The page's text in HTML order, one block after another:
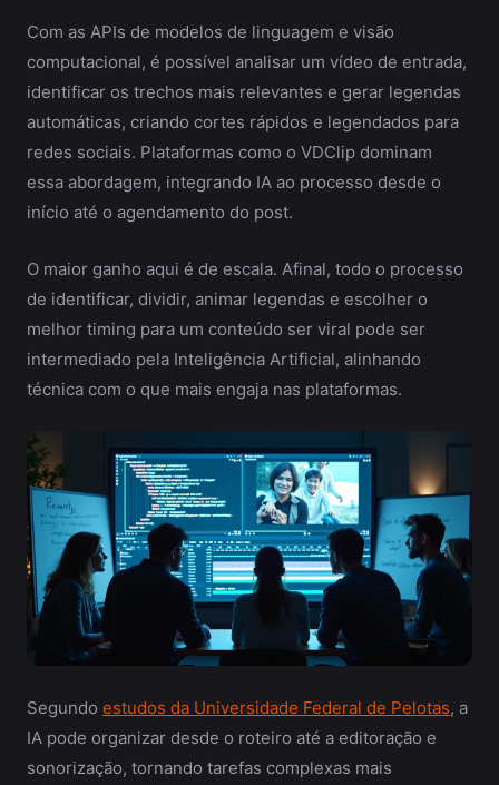
Com as APIs de modelos de linguagem e visão
computacional, é possível analisar um vídeo de entrada,
identificar os trechos mais relevantes e gerar legendas
automáticas, criando cortes rápidos e legendados para
redes sociais. Plataformas como o VDClip dominam
essa abordagem, integrando IA ao processo desde o
início até o agendamento do post.
O maior ganho aqui é de escala. Afinal, todo o processo
de identificar, dividir, animar legendas e escolher o
melhor timing para um conteúdo ser viral pode ser
intermediado pela Inteligência Artificial, alinhando
técnica com o que mais engaja nas plataformas.
Segundo estudos da Universidade Federal de Pelotas, a
IA pode organizar desde o roteiro até a editoração e
sonorização, tornando tarefas complexas mais